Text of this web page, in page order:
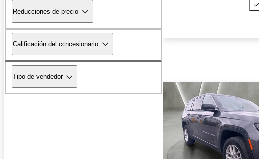
Reducciones de precio
Calificación del concesionario
Tipo de vendedor